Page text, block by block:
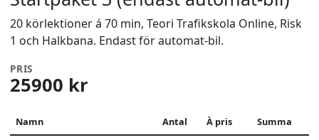
20 körlektioner á 70 min, Teori Trafikskola Online, Risk
1 och Halkbana. Endast för automat-bil.
PRIS
25900 kr
Namn Antal À pris Summa